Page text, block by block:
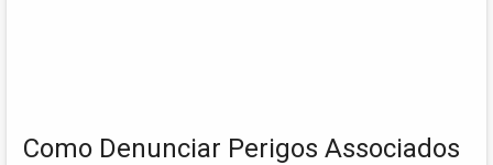
Como Denunciar Perigos Associados